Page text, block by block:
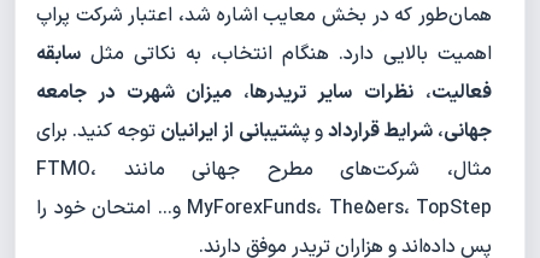
همان‌طور که در بخش معایب اشاره شد، اعتبار شرکت پراپ
اهمیت بالایی دارد. هنگام انتخاب، به نکاتی مثل سابقه
فعالیت،نظرات سایر تریدرها،میزان شهرت در جامعه
جهانی،شرایط قراردادوپشتیبانی از ایرانیان توجه کنید. برای
مثال، شرکت‌های مطرح جهانی مانند FTMO،
MyForexFunds، The5ers، TopStep و… امتحان خود را
پس داده‌اند و هزاران تریدر موفق دارند.